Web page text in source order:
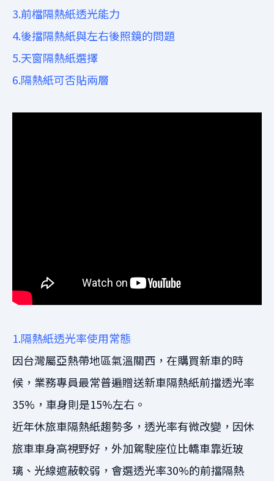
3.前檔隔熱紙透光能力
4.後擋隔熱紙與左右後照鏡的問題
5.天窗隔熱紙選擇
6.隔熱紙可否貼兩層
1.隔熱紙透光率使用常態
因台灣屬亞熱帶地區氣溫關西，在購買新車的時
候，業務專員最常普遍贈送新車隔熱紙前擋透光率
35%，車身則是15%左右。
近年休旅車隔熱紙趨勢多，透光率有微改變，因休
旅車車身高視野好，外加駕駛座位比轎車靠近玻
璃、光線遮蔽較弱，會選透光率30%的前擋隔熱